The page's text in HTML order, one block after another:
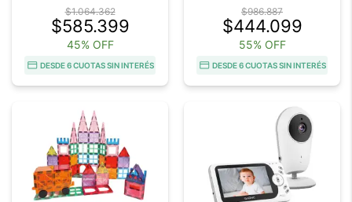
$1.064.362
$585.399
45% OFF
DESDE 6 CUOTAS SIN INTERÉS
$986.887
$444.099
55% OFF
DESDE 6 CUOTAS SIN INTERÉS